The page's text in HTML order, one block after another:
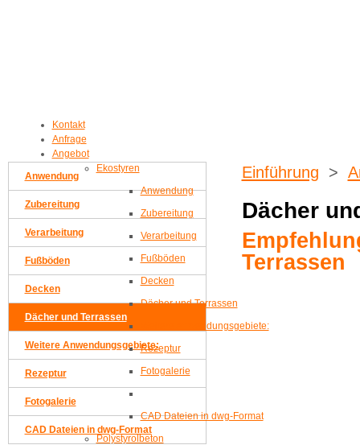
Kontakt
Anfrage
Angebot
Ekostyren
Anwendung
Zubereitung
Verarbeitung
Fußböden
Decken
Dächer und Terrassen
Weitere Anwendungsgebiete:
Rezeptur
Fotogalerie
CAD Dateien in dwg-Format
Polystyrolbeton
Einführung >
Dächer
Terrassen
Anwendung
Zubereitung
Verarbeitung
Fußböden
Decken
Dächer und Terrassen
Weitere Anwendungsgebiete:
Rezeptur
Fotogalerie
CAD Dateien in dwg-Format